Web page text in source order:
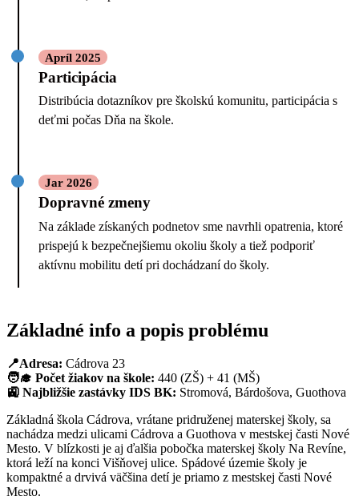
Apríl 2025
Participácia
Distribúcia dotazníkov pre školskú komunitu, participácia s
deťmi počas Dňa na škole.
Jar 2026
Dopravné zmeny
Na základe získaných podnetov sme navrhli opatrenia, ktoré
prispejú k bezpečnejšiemu okoliu školy a tiež podporiť
aktívnu mobilitu detí pri dochádzaní do školy.
Základné info a popis problému
📍Adresa: Cádrova 23
🧑‍🎓 Počet žiakov na škole: 440 (ZŠ) + 41 (MŠ)
🚉 Najbližšie zastávky IDS BK: Stromová, Bárdošova, Guothova
Základná škola Cádrova, vrátane pridruženej materskej školy, sa
nachádza medzi ulicami Cádrova a Guothova v mestskej časti Nové
Mesto. V blízkosti je aj ďalšia pobočka materskej školy Na Revíne,
ktorá leží na konci Višňovej ulice. Spádové územie školy je
kompaktné a drvivá väčšina detí je priamo z mestskej časti Nové
Mesto.